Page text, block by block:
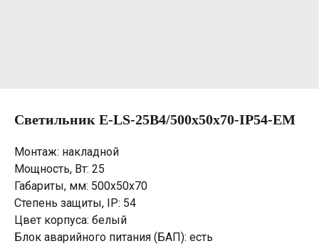
Светильник E-LS-25B4/500х50х70-IP54-EM
Монтаж: накладной
Мощность, Вт: 25
Габариты, мм: 500х50х70
Степень защиты, IP: 54
Цвет корпуса: белый
Блок аварийного питания (БАП): есть